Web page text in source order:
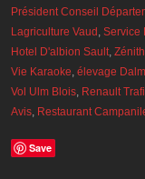
Président Conseil
Lagriculture Vaud , Service
Hotel D'albion Sault,
Vie Karaoke, élevage
Vol Ulm Blois, Renault
Avis, Restaurant
Save